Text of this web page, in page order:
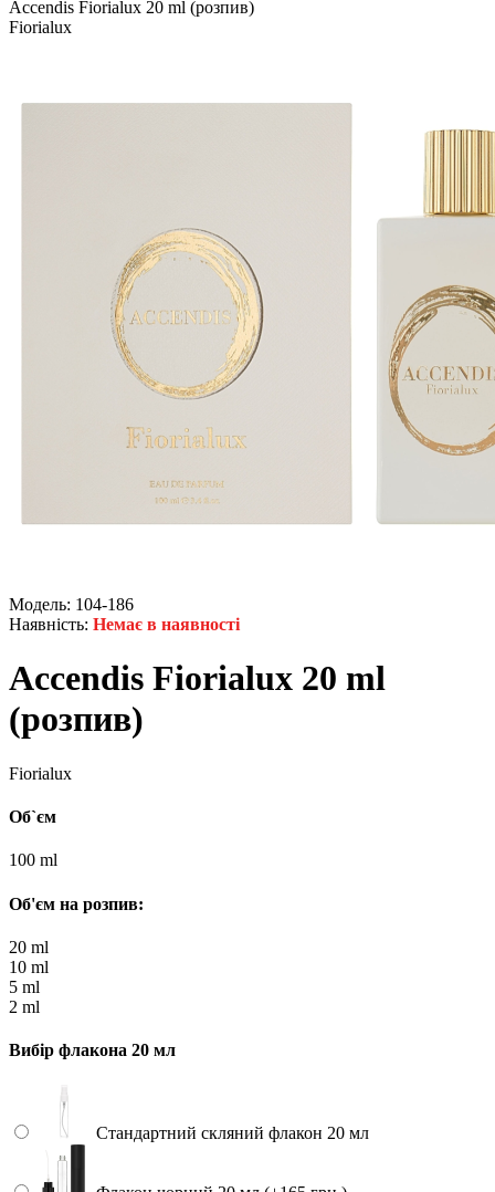
Accendis Fiorialux 20 ml (розпив)
Fiorialux
Модель: 104-186
Наявність: Немає в наявності
Accendis Fiorialux 20 ml
(розпив)
Fiorialux
Об`єм
100 ml
Об'єм на розпив:
20 ml
10 ml
5 ml
2 ml
Вибір флакона 20 мл
Стандартний скляний флакон 20 мл